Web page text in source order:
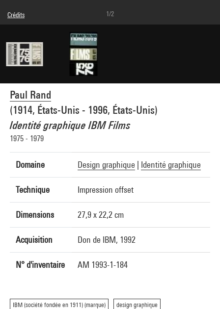
Paul Rand
(1914, États-Unis - 1996, États-Unis)
Identité graphique IBM Films
1975 - 1979
Domaine Design graphique Identité graphique
Technique Impression offset
Dimensions 27,9 x 22,2 cm
Acquisition Don de IBM, 1992
N° d'inventaire AM 1993-1-184
IBM (société fondée en 1911) (marque) design graphique
Crédits
© droits réservés
Crédit photographique : Centre Pompidou, MNAM-CCI/Bertrand Prévost/Dist.
GrandPalaisRmn
Réf. image : 4N42778
Diffusion image :
GrandPalaisRmnPhoto
1/2